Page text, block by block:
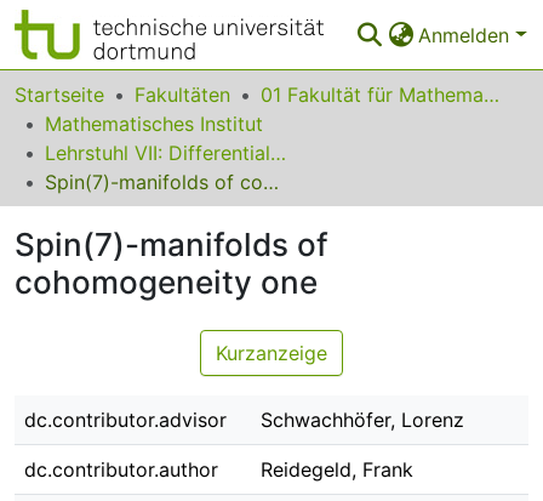
Anmelden
Bereiche & Sammlungen
Das gesamte Repositorium
Statistiken
FAQ
Leitlinien
Zurück zur Startseite
Startseite Fakultäten
01 Fakultät für Mathematik
Mathematisches Institut
Lehrstuhl VII: Differentialgeometrie
Spin(7)-manifolds of cohomogeneity one
Spin(7)-manifolds of
cohomogeneity one
Kurzanzeige
dc.contributor.advisor Schwachhöfer, Lorenz
dc.contributor.author Reidegeld, Frank